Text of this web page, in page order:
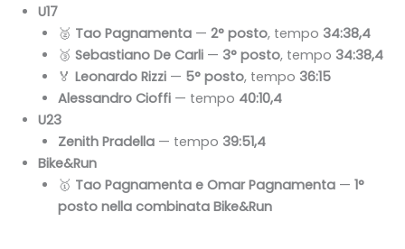
U17
🥈 Tao Pagnamenta —2° posto, tempo 34:38,4
🥉Sebastiano De Carli — 3° posto, tempo 34:38,4
🏅Leonardo Rizzi — 5° posto, tempo 36:15
Alessandro Cioffi — tempo 40:10,4
U23
Zenith Pradella — tempo 39:51,4
Bike&Run
🥇 Tao Pagnamenta e Omar Pagnamenta —1°
posto nella combinata Bike&Run